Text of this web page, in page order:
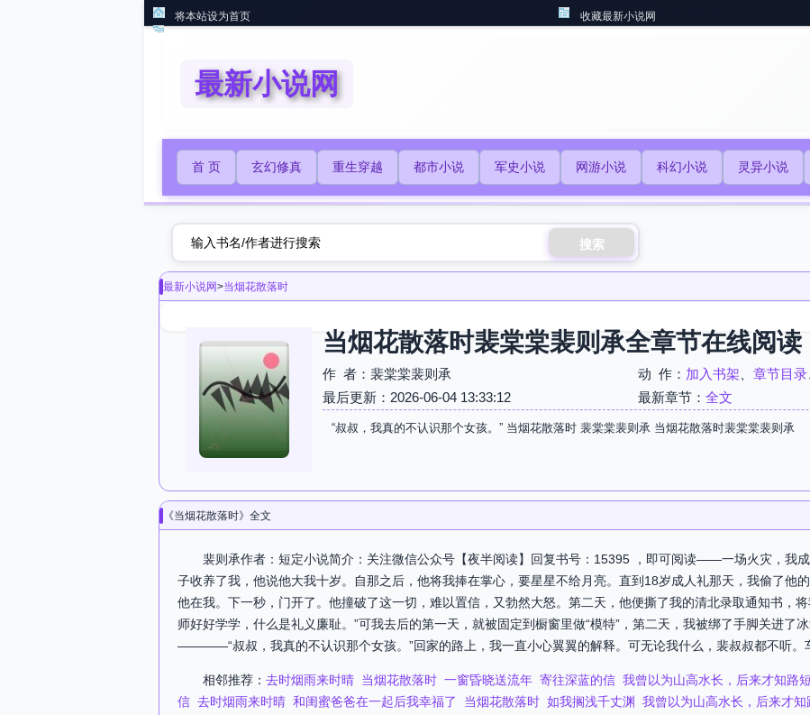
将本站设为首页 收藏最新小说网
最新小说网
首 页 玄幻修真 重生穿越 都市小说 军史小说 网游小说 科幻小说 灵异小说
搜索
最新小说网>当烟花散落时
当烟花散落时裴棠棠裴则承全章节在线阅读
作 者：裴棠棠裴则承 动 作： 加入书架 章节目录
最后更新：2026-06-04 13:33:12
最新章节： 全文
“叔叔，我真的不认识那个女孩。” 当烟花散落时 裴棠棠裴则承 当烟花散落时裴棠棠裴则承
《当烟花散落时》全文
裴则承作者：短定小说简介：关注微信公众号【夜半阅读】回复书号：15395 ，即可阅读——一场火灾，我
子收养了我，他说他大我十岁。自那之后，他将我捧在掌心，要星星不给月亮。直到18岁成人礼那天，我偷了他
他在我。下一秒，门开了。他撞破了这一切，难以置信，又勃然大怒。第二天，他便撕了我的清北录取通知书，
师好好学学，什么是礼义廉耻。”可我去后的第一天，就被固定到橱窗里做“模特”，第二天，我被绑了手脚关
————“叔叔，我真的不认识那个女孩。”回家的路上，我一直小心翼翼的解释。可无论我什么，裴叔叔都不听。
相邻推荐： 去时烟雨来时晴 当烟花散落时 一窗昏晓送流年 寄往深蓝的信 我曾以为山高水长，后来才知路
信 去时烟雨来时晴 和闺蜜爸爸在一起后我幸福了 当烟花散落时 如我搁浅千丈渊 我曾以为山高水长，后来才知